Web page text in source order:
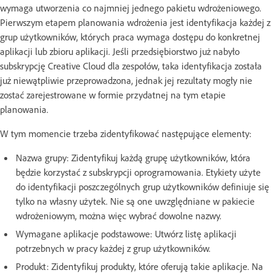
wymaga utworzenia co najmniej jednego pakietu wdrożeniowego.
Pierwszym etapem planowania wdrożenia jest identyfikacja każdej z
grup użytkowników, których praca wymaga dostępu do konkretnej
aplikacji lub zbioru aplikacji. Jeśli przedsiębiorstwo już nabyło
subskrypcję Creative Cloud dla zespołów, taka identyfikacja została
już niewątpliwie przeprowadzona, jednak jej rezultaty mogły nie
zostać zarejestrowane w formie przydatnej na tym etapie
planowania.
W tym momencie trzeba zidentyfikować następujące elementy:
Nazwa grupy: Zidentyfikuj każdą grupę użytkowników, która
będzie korzystać z subskrypcji oprogramowania. Etykiety użyte
do identyfikacji poszczególnych grup użytkowników definiuje się
tylko na własny użytek. Nie są one uwzględniane w pakiecie
wdrożeniowym, można więc wybrać dowolne nazwy.
Wymagane aplikacje podstawowe: Utwórz listę aplikacji
potrzebnych w pracy każdej z grup użytkowników.
Produkt: Zidentyfikuj produkty, które oferują takie aplikacje. Na